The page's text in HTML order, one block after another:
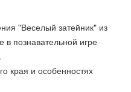
"Веселый затейник" из
в познавательной игре
края и особенностях